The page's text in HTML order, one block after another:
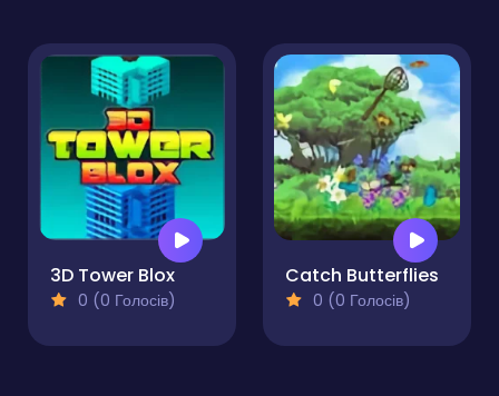
3D Tower Blox
0 (0 Голосів)
Catch Butterflies
0 (0 Голосів)